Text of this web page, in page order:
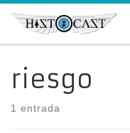
Saltar al contenido
riesgo
1 entrada